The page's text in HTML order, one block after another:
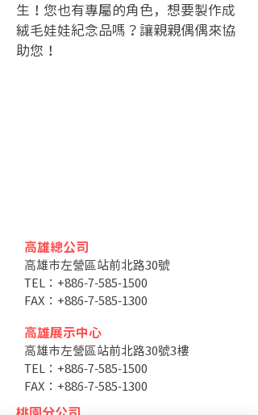
生！您也有專屬的角色，想要製作成
絨毛娃娃紀念品嗎？讓親親偶偶來協
助您！
高雄總公司
高雄市左營區站前北路30號
TEL：+886-7-585-1500
FAX：+886-7-585-1300
高雄展示中心
高雄市左營區站前北路30號3樓
TEL：+886-7-585-1500
FAX：+886-7-585-1300